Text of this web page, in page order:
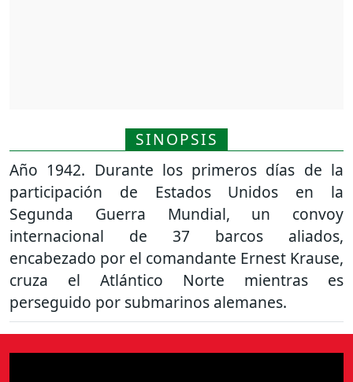
SINOPSIS
Año 1942. Durante los primeros días de la
participación de Estados Unidos en la
Segunda Guerra Mundial, un convoy
internacional de 37 barcos aliados,
encabezado por el comandante Ernest Krause,
cruza el Atlántico Norte mientras es
perseguido por submarinos alemanes.